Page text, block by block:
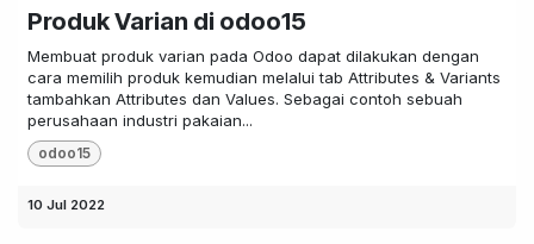
Produk Varian di odoo15
Membuat produk varian pada Odoo dapat dilakukan dengan
cara memilih produk kemudian melalui tab Attributes & Variants
tambahkan Attributes dan Values. Sebagai contoh sebuah
perusahaan industri pakaian...
odoo15
10 Jul 2022